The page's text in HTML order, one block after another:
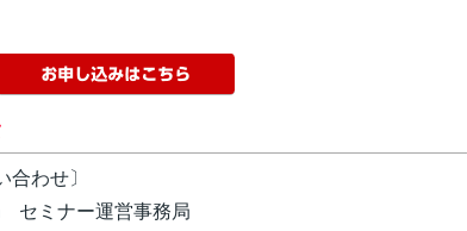
合わせ〕
セミナー運営事務局